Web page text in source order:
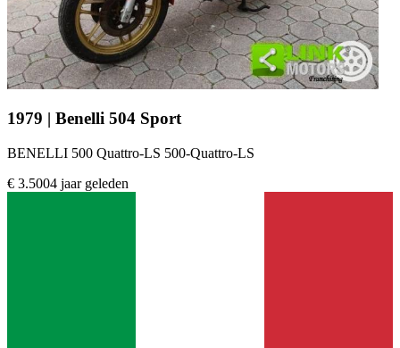
1979 | Benelli 504 Sport
BENELLI 500 Quattro-LS 500-Quattro-LS
€ 3.5004 jaar geleden